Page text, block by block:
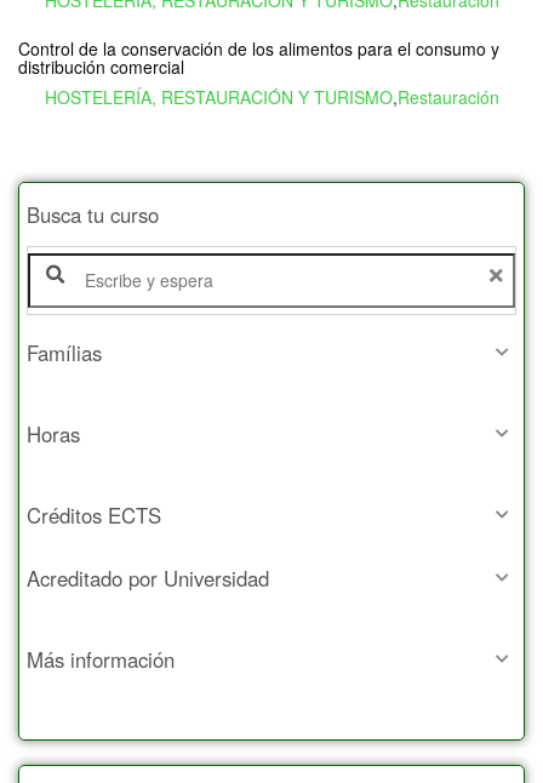
Control de la conservación de los alimentos para el consumo y
distribución comercial
HOSTELERÍA, RESTAURACIÓN Y TURISMO,Restauración
Busca tu curso
Famílias
Horas
Créditos ECTS
Acreditado por Universidad
Más información